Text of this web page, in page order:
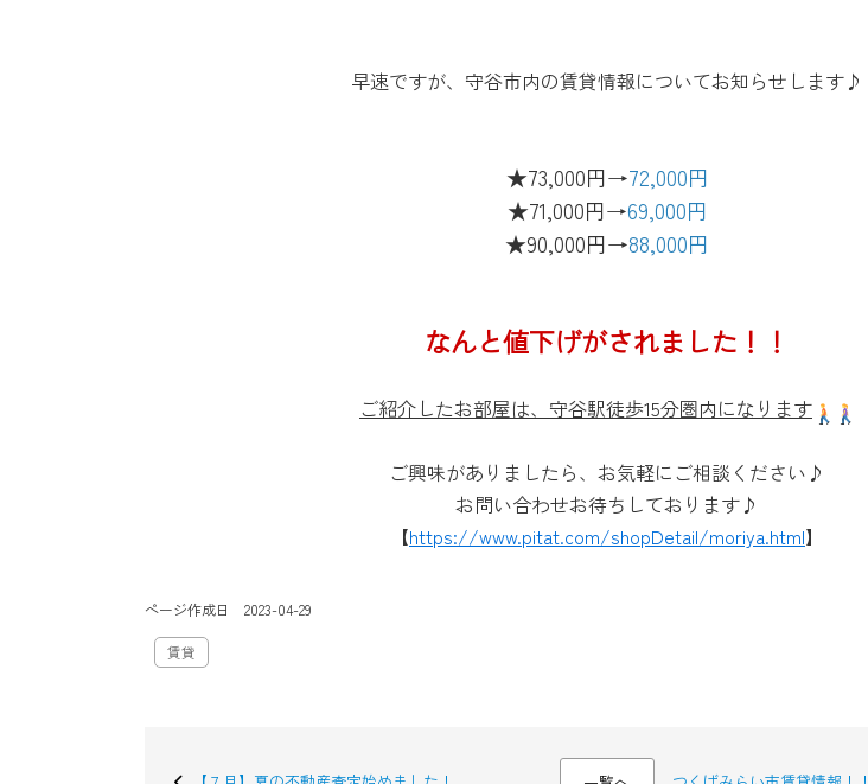
早速ですが、守谷市内の賃貸情報についてお知らせします♪
★73,000円→72,000円
★71,000円→69,000円
★90,000円→88,000円
なんと値下げがされました！！
ご紹介したお部屋は、守谷駅徒歩15分圏内になります
ご興味がありましたら、お気軽にご相談ください♪
お問い合わせお待ちしております♪
【https://www.pitat.com/shopDetail/moriya.html】
ページ作成日 2023-04-29
賃貸